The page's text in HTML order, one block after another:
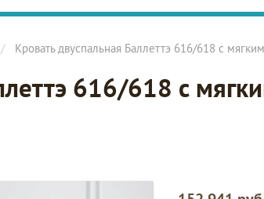
Кровать двуспальная Баллеттэ 616/618 с
616/618 с